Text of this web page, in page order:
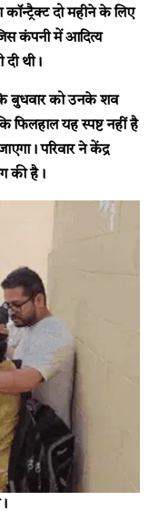
दो महीने के लिए
कंपनी में आदित्य
थी।
बुधवार को उनके शव
फिलहाल यह स्पष्ट नहीं है
परिवार ने केंद्र
की है।